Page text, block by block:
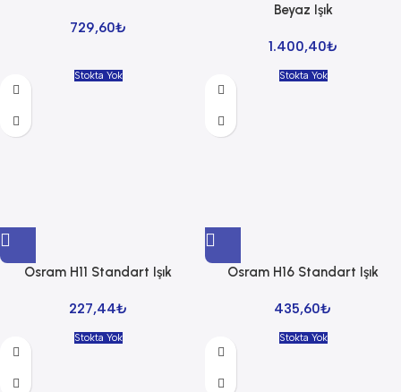
729,60₺
Beyaz Işık
1.400,40₺
Stokta Yok
Osram H11 Standart Işık
227,44₺
Stokta Yok
Osram H16 Standart Işık
435,60₺
Stokta Yok Stokta Yok